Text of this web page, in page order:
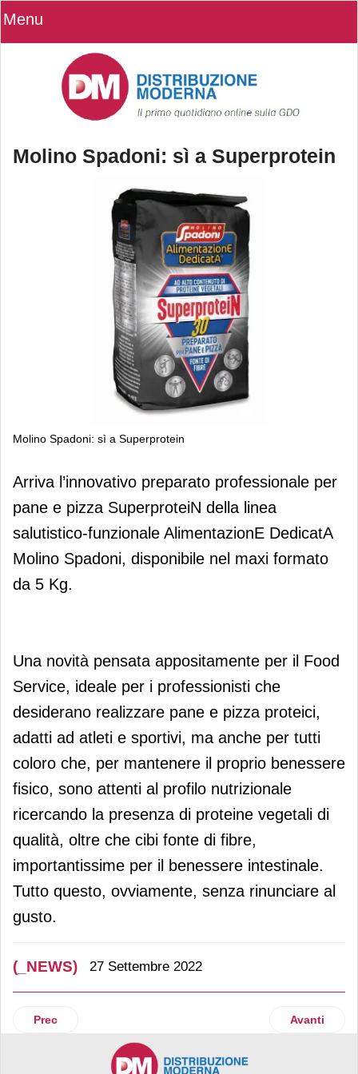
Menu
Molino Spadoni: sì a Superprotein
Molino Spadoni: sì a Superprotein
Molino Spadoni: sì a Superprotein
Arriva l’innovativo preparato professionale per
pane e pizza SuperproteiN della linea
salutistico-funzionale AlimentazionE DedicatA
Molino Spadoni, disponibile nel maxi formato
da 5 Kg.
Una novità pensata appositamente per il Food
Service, ideale per i professionisti che
desiderano realizzare pane e pizza proteici,
adatti ad atleti e sportivi, ma anche per tutti
coloro che, per mantenere il proprio benessere
fisico, sono attenti al profilo nutrizionale
ricercando la presenza di proteine vegetali di
qualità, oltre che cibi fonte di fibre,
importantissime per il benessere intestinale.
Tutto questo, ovviamente, senza rinunciare al
gusto.
(_NEWS) 27 Settembre 2022
Articolo precedente: Esselunga, semestre nero: tengono
Prec Articolo
Avanti